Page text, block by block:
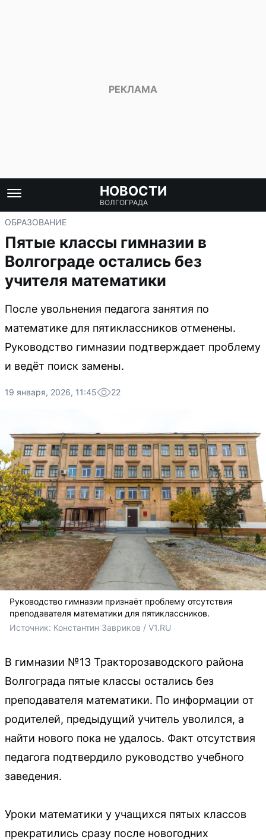
НОВОСТИ
ВОЛГОГРАДА
ОБРАЗОВАНИЕ
Пятые классы гимназии в
Волгограде остались без
учителя математики
После увольнения педагога занятия по
математике для пятиклассников отменены.
Руководство гимназии подтверждает проблему
и ведёт поиск замены.
19 января, 2026, 11:45 22
Руководство гимназии признаёт проблему отсутствия
преподавателя математики для пятиклассников.
Источник: Константин Завриков / V1.RU
В гимназии №13 Тракторозаводского района
Волгограда пятые классы остались без
преподавателя математики. По информации от
родителей, предыдущий учитель уволился, а
найти нового пока не удалось. Факт отсутствия
педагога подтвердило руководство учебного
заведения.
Уроки математики у учащихся пятых классов
прекратились сразу после новогодних